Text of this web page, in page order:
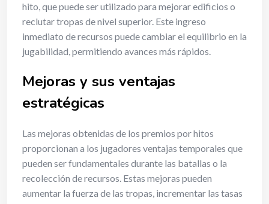
hito, que puede ser utilizado para mejorar edificios o
reclutar tropas de nivel superior. Este ingreso
inmediato de recursos puede cambiar el equilibrio en la
jugabilidad, permitiendo avances más rápidos.
Mejoras y sus ventajas
estratégicas
Las mejoras obtenidas de los premios por hitos
proporcionan a los jugadores ventajas temporales que
pueden ser fundamentales durante las batallas o la
recolección de recursos. Estas mejoras pueden
aumentar la fuerza de las tropas, incrementar las tasas